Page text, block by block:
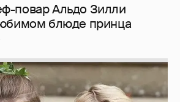
повар Альдо Зилли
блюде принца